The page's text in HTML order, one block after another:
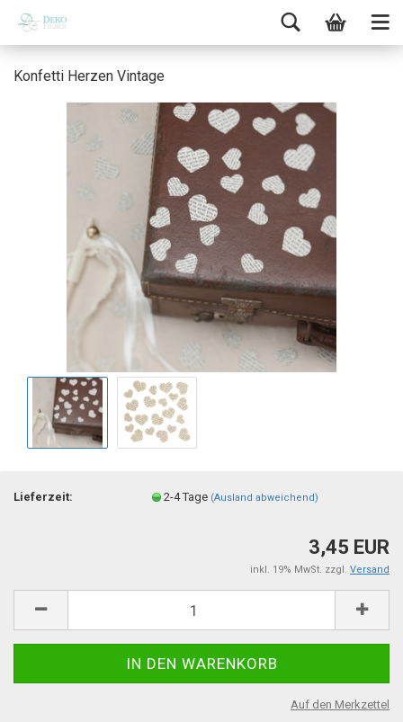
Konfetti Herzen Vintage
Lieferzeit: 2-4 Tage (Ausland abweichend)
3,45 EUR
inkl. 19% MwSt. zzgl. Versand
Auf den Merkzettel